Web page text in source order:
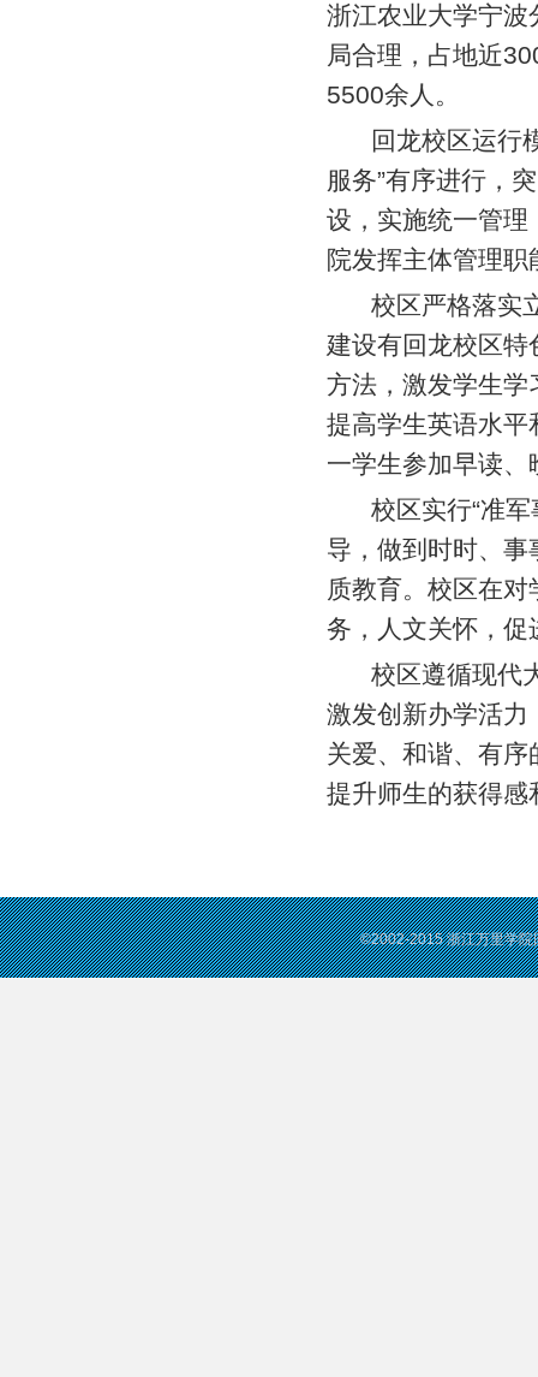
浙江农业大学宁波
局合理，占地近
5500余人。
回龙校区运行
服务”有序进行，
设，实施统一管理
院发挥主体管理职
校区严格落实
建设有回龙校区特
方法，激发学生学
提高学生英语水平
一学生参加早读
校区实行“准
导，做到时时、
质教育。校区在
务，人文关怀，促
校区遵循现代
激发创新办学活力
关爱、和谐、有
提升师生的获得感
©2002-2015 浙江万里学